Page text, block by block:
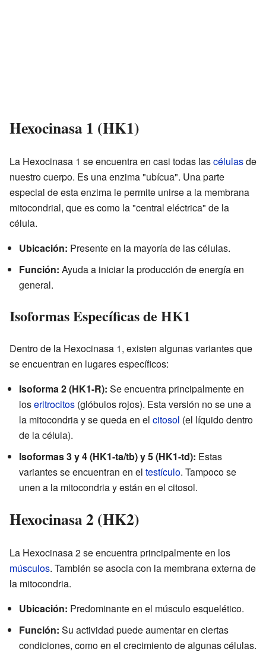
Hexocinasa 1 (HK1)
La Hexocinasa 1 se encuentra en casi todas lascélulasde
nuestro cuerpo. Es una enzima "ubícua". Una parte
especial de esta enzima le permite unirse a la membrana
mitocondrial, que es como la "central eléctrica" de la
célula.
Ubicación: Presente en la mayoría de las células.
Función: Ayuda a iniciar la producción de energía en
general.
Isoformas Específicas de HK1
Dentro de la Hexocinasa 1, existen algunas variantes que
se encuentran en lugares específicos:
Isoforma 2 (HK1-R): Se encuentra principalmente en
loseritrocitos (glóbulos rojos). Esta versión no se une a
la mitocondria y se queda en el citosol (el líquido dentro
de la célula).
Isoformas 3 y 4 (HK1-ta/tb) y 5 (HK1-td): Estas
variantes se encuentran en el testículo. Tampoco se
unen a la mitocondria y están en el citosol.
Hexocinasa 2 (HK2)
La Hexocinasa 2 se encuentra principalmente en los
músculos. También se asocia con la membrana externa de
la mitocondria.
Ubicación: Predominante en el músculo esquelético.
Función: Su actividad puede aumentar en ciertas
condiciones, como en el crecimiento de algunas células.